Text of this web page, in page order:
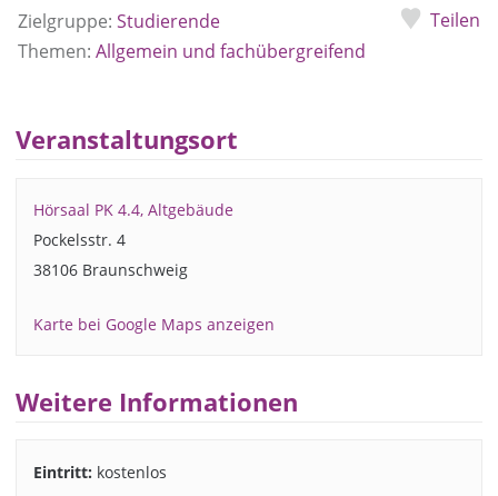
Zielgruppe: Studierende
Themen: Allgemein und fachübergreifend
Teilen
Veranstaltungsort
Hörsaal PK 4.4, Altgebäude
Pockelsstr. 4
38106 Braunschweig
Karte bei Google Maps anzeigen
Weitere Informationen
Eintritt: kostenlos